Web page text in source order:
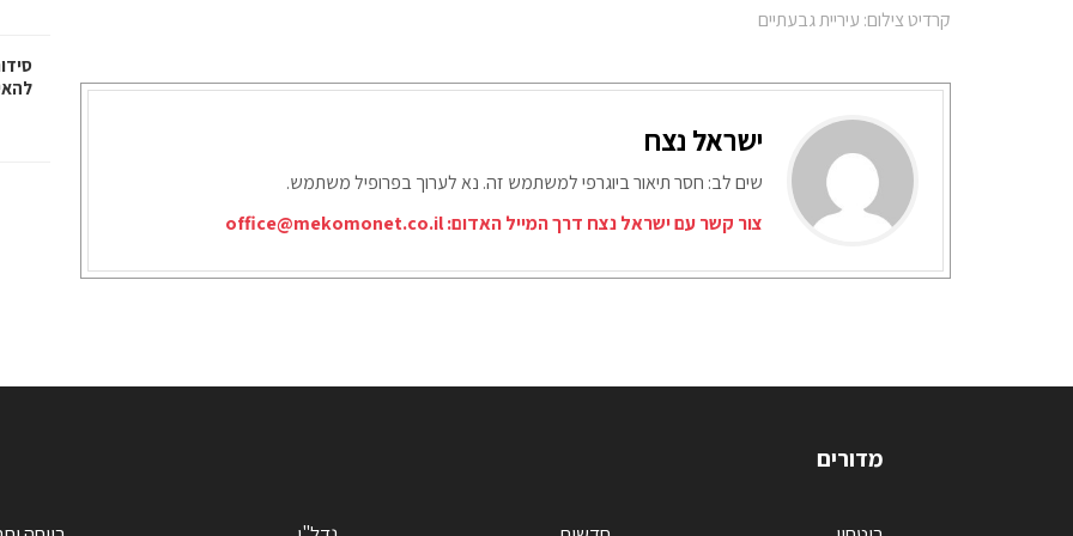
קרדיט צילום: עיריית גבעתיים
ישראל נצח
שים לב: חסר תיאור ביוגרפי למשתמש זה. נא לערוך בפרופיל משתמש.
צור קשר עם ישראל נצח דרך המייל האדום:office@mekomonet.co.il
מדורים